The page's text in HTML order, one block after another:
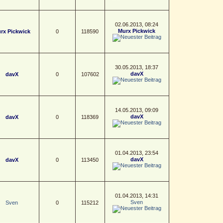
Pickwick 0 118590
02.06.2013, 08:24
Murx Pickwick
davX 0 107602
30.05.2013, 18:37
davX
davX 0 118369
14.05.2013, 09:09
davX
davX 0 113450
01.04.2013, 23:54
davX
Sven 0 115212
01.04.2013, 14:31
Sven